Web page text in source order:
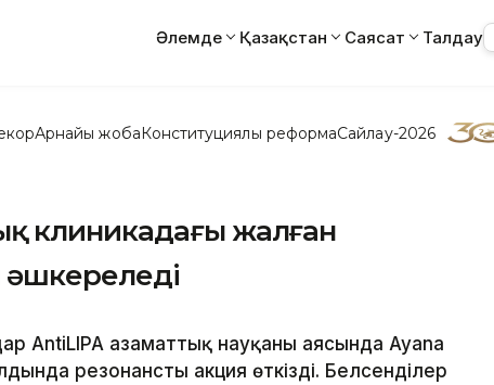
Әлемде Қазақстан Саясат Талдау
Арнайы жобаКонституциялық реформаСайлау-2026
клиникадағы жалған
әшкереледі
AntiLIPA азаматтық науқаны аясында Ayana
резонансты акция өткізді. Белсенділер